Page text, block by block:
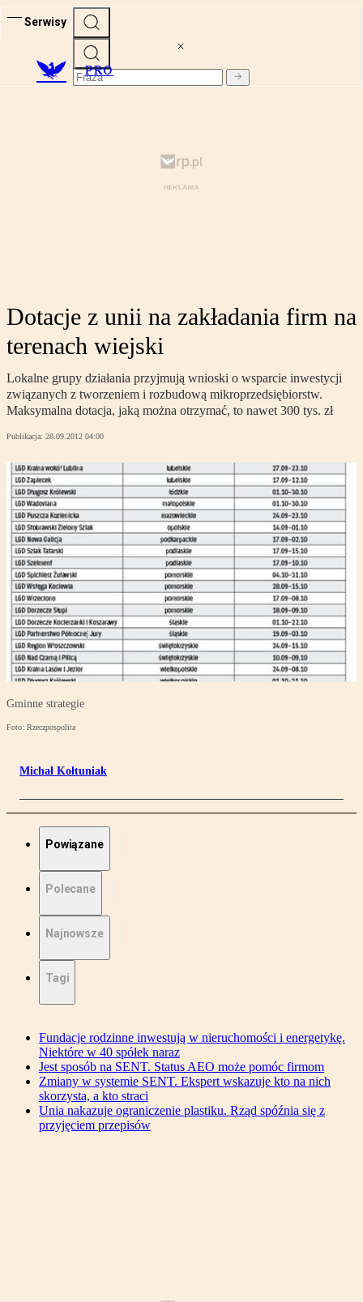
Serwisy
PRO
Dotacje z unii na zakładania firm na
terenach wiejski
Lokalne grupy działania przyjmują wnioski o wsparcie inwestycji
związanych z tworzeniem i rozbudową mikroprzedsiębiorstw.
Maksymalna dotacja, jaką można otrzymać, to nawet 300 tys. zł
Publikacja: 28.09.2012 04:00
Gminne strategie
Foto: Rzeczpospolita
Michał Kołtuniak
Powiązane
Polecane
Najnowsze
Tagi
Fundacje rodzinne inwestują w nieruchomości i energetykę.
Niektóre w 40 spółek naraz
Jest sposób na SENT. Status AEO może pomóc firmom
Zmiany w systemie SENT. Ekspert wskazuje kto na nich
skorzysta, a kto straci
Unia nakazuje ograniczenie plastiku. Rząd spóźnia się z
przyjęciem przepisów